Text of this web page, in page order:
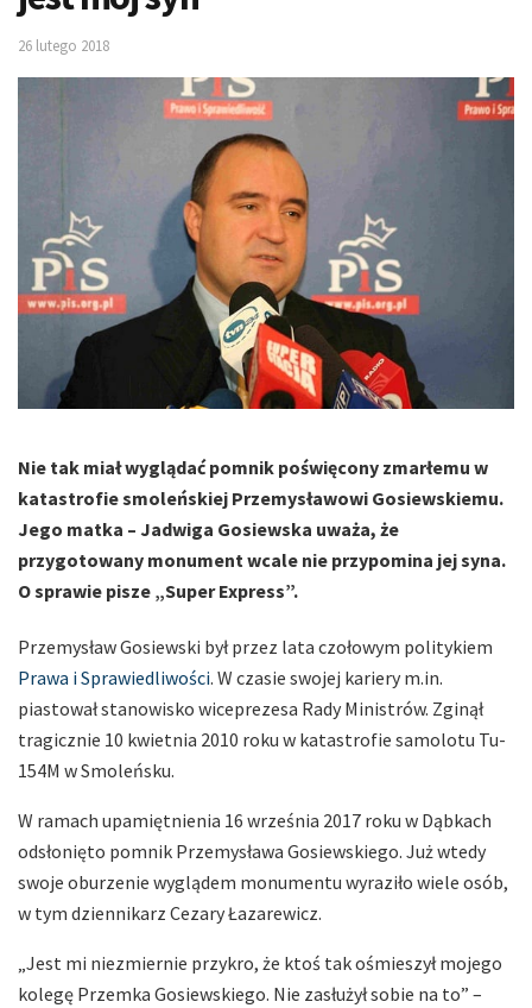
26 lutego 2018
Nie tak miał wyglądać pomnik poświęcony zmarłemu w
katastrofie smoleńskiej Przemysławowi Gosiewskiemu.
Jego matka – Jadwiga Gosiewska uważa, że
przygotowany monument wcale nie przypomina jej syna.
O sprawie pisze „Super Express”.
Przemysław Gosiewski był przez lata czołowym politykiem
Prawa i Sprawiedliwości. W czasie swojej kariery m.in.
piastował stanowisko wiceprezesa Rady Ministrów. Zginął
tragicznie 10 kwietnia 2010 roku w katastrofie samolotu Tu-
154M w Smoleńsku.
W ramach upamiętnienia 16 września 2017 roku w Dąbkach
odsłonięto pomnik Przemysława Gosiewskiego. Już wtedy
swoje oburzenie wyglądem monumentu wyraziło wiele osób,
w tym dziennikarz Cezary Łazarewicz.
„Jest mi niezmiernie przykro, że ktoś tak ośmieszył mojego
kolegę Przemka Gosiewskiego. Nie zasłużył sobie na to” –